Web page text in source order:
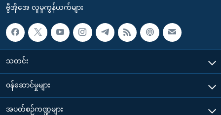
ဗွီအိုအေ လူမှုကွန်ယက်များ
သတင်း
၀န်ဆောင်မှုများ
အပတ်စဉ်ကဏ္ဍများ